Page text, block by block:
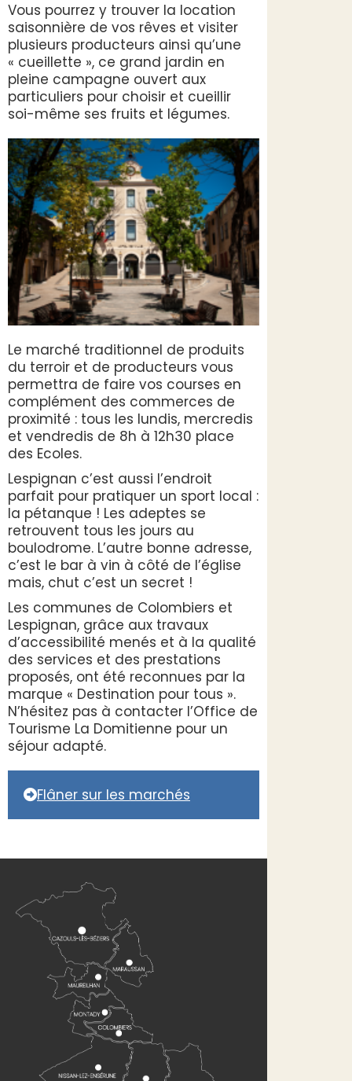
Vous pourrez y trouver la location
saisonnière de vos rêves et visiter
plusieurs producteurs ainsi qu’une
« cueillette », ce grand jardin en
pleine campagne ouvert aux
particuliers pour choisir et cueillir
soi-même ses fruits et légumes.
Le marché traditionnel de produits
du terroir et de producteurs vous
permettra de faire vos courses en
complément des commerces de
proximité : tous les lundis, mercredis
et vendredis de 8h à 12h30 place
des Ecoles.
Lespignan c’est aussi l’endroit
parfait pour pratiquer un sport local :
la pétanque ! Les adeptes se
retrouvent tous les jours au
boulodrome. L’autre bonne adresse,
c’est le bar à vin à côté de l’église
mais, chut c’est un secret !
Les communes de Colombiers et
Lespignan, grâce aux travaux
d’accessibilité menés et à la qualité
des services et des prestations
proposés, ont été reconnues par la
marque « Destination pour tous ».
N’hésitez pas à contacter l’Office de
Tourisme La Domitienne pour un
séjour adapté.
Flâner sur les marchés